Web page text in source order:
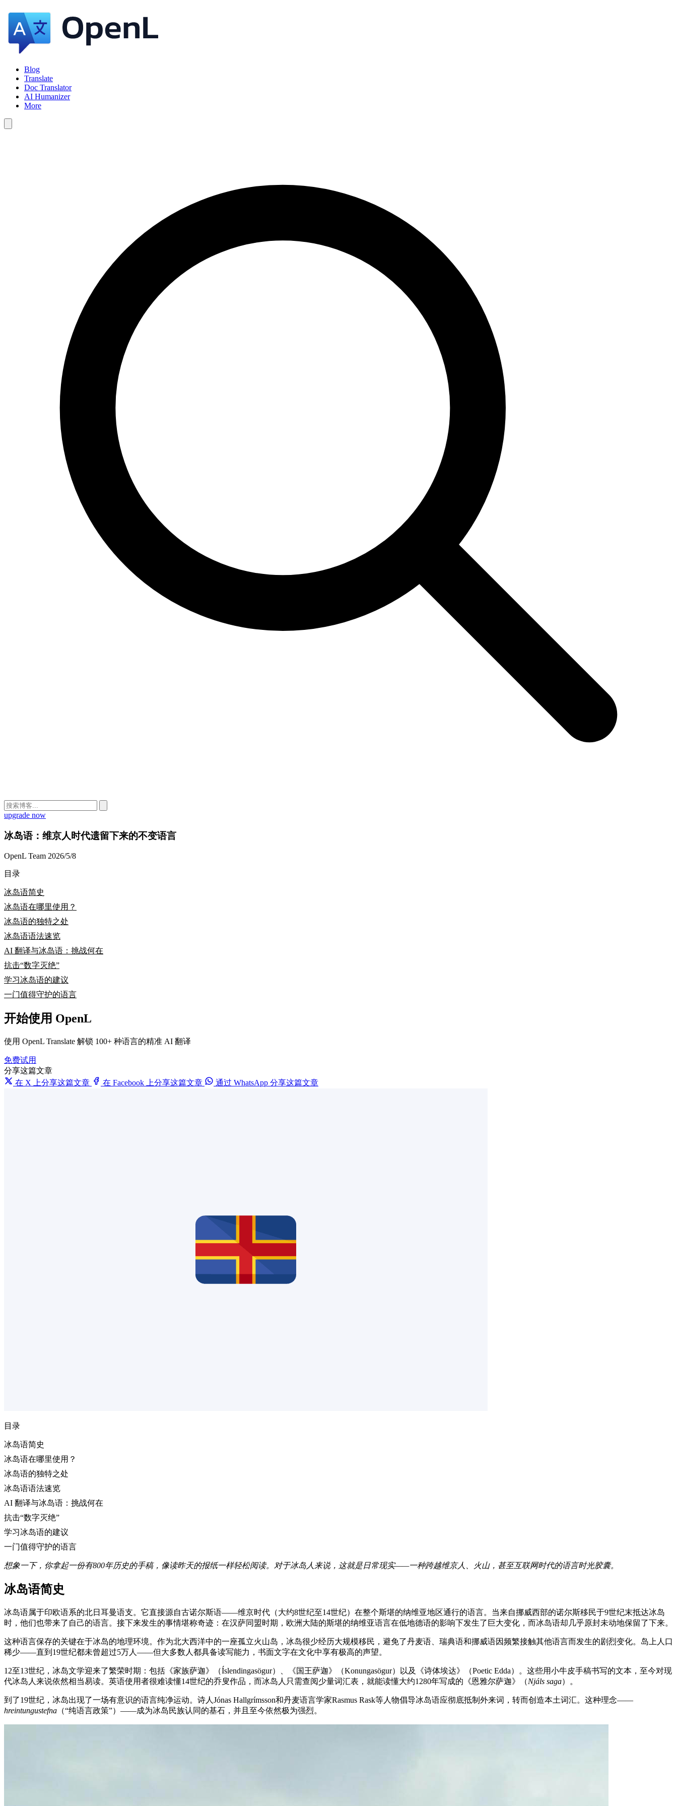
Blog
Translate
Doc Translator
AI Humanizer
More
upgrade now
冰岛语：维京人时代遗留下来的不变语言
OpenL Team 2026/5/8
目录
冰岛语简史
冰岛语在哪里使用？
冰岛语的独特之处
冰岛语语法速览
AI 翻译与冰岛语：挑战何在
抗击“数字灭绝”
学习冰岛语的建议
一门值得守护的语言
开始使用 OpenL
使用 OpenL Translate 解锁 100+ 种语言的精准 AI 翻译
免费试用
分享这篇文章
在 X 上分享这篇文章
在 Facebook 上分享这篇文章 通过 WhatsApp 分享这篇文章
目录
冰岛语简史
冰岛语在哪里使用？
冰岛语的独特之处
冰岛语语法速览
AI 翻译与冰岛语：挑战何在
抗击“数字灭绝”
学习冰岛语的建议
一门值得守护的语言
想象一下，你拿起一份有800年历史的手稿，像读昨天的报纸一样轻松阅读。对于冰岛人来说，这就是日常现实——一种跨越维京人、火山，甚至互联网时代的语言时光胶囊。
冰岛语简史
冰岛语属于印欧语系的北日耳曼语支。它直接源自古诺尔斯语——维京时代（大约8世纪至14世纪）在整个斯堪的纳维亚地区通行的语言。当来自挪威西部的诺尔斯移民于9世纪末抵达冰岛
时，他们也带来了自己的语言。接下来发生的事情堪称奇迹：在汉萨同盟时期，欧洲大陆的斯堪的纳维亚语言在低地德语的影响下发生了巨大变化，而冰岛语却几乎原封未动地保留了下来。
这种语言保存的关键在于冰岛的地理环境。作为北大西洋中的一座孤立火山岛，冰岛很少经历大规模移民，避免了丹麦语、瑞典语和挪威语因频繁接触其他语言而发生的剧烈变化。岛上人口
稀少——直到19世纪都未曾超过5万人——但大多数人都具备读写能力，书面文字在文化中享有极高的声望。
12至13世纪，冰岛文学迎来了繁荣时期：包括《家族萨迦》（Íslendingasögur）、《国王萨迦》（Konungasögur）以及《诗体埃达》（Poetic Edda）。这些用小牛皮手稿书写的文本，至今对现
代冰岛人来说依然相当易读。英语使用者很难读懂14世纪的乔叟作品，而冰岛人只需查阅少量词汇表，就能读懂大约1280年写成的《恩雅尔萨迦》（Njáls saga）。
到了19世纪，冰岛出现了一场有意识的语言纯净运动。诗人Jónas Hallgrímsson和丹麦语言学家Rasmus Rask等人物倡导冰岛语应彻底抵制外来词，转而创造本土词汇。这种理念——
hreintungustefna （“纯语言政策”）——成为冰岛民族认同的基石，并且至今依然极为强烈。